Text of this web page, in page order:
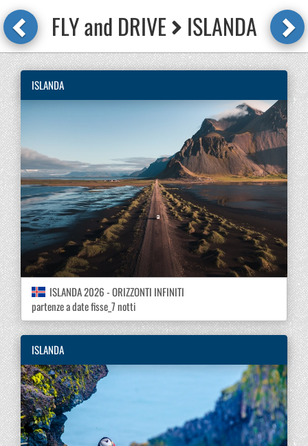
FLY and DRIVE ISLANDA
ISLANDA
ISLANDA 2026 - ORIZZONTI INFINITI
partenze a date fisse_7 notti
ISLANDA